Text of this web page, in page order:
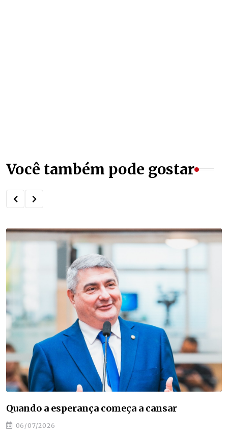
Você também pode gostar
Antídio Lunelli: resultados que saem do papel
e transformam a região